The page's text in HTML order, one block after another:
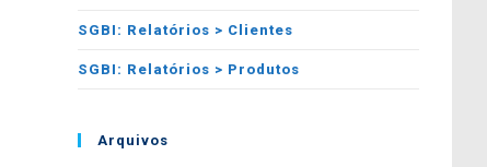
SGBI: Relatórios > Clientes
SGBI: Relatórios > Produtos
Arquivos